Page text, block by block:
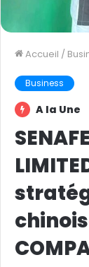
Accueil /
Business
A la Une